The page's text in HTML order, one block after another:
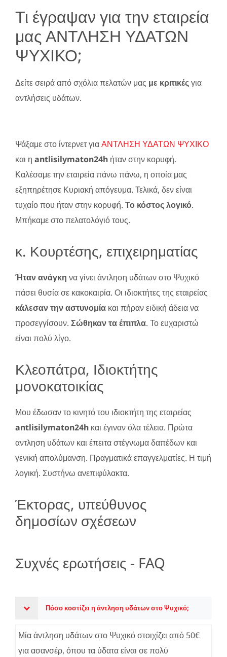
Τι έγραψαν για την εταιρεία
μας ΑΝΤΛΗΣΗ ΥΔΑΤΩΝ
ΨΥΧΙΚΟ;
Δείτε σειρά από σχόλια πελατών μας με κριτικέςγια
αντλήσεις υδάτων.
Ψάξαμε στο ίντερνετ γιαΑΝΤΛΗΣΗ ΥΔΑΤΩΝ ΨΥΧΙΚΟ
και η antlisilymaton24h ήταν στην κορυφή.
Καλέσαμε την εταιρεία πάνω πάνω, η οποία μας
εξηπηρέτησε Κυριακή απόγευμα. Τελικά, δεν είναι
τυχαίο που ήταν στην κορυφή. Το κόστος λογικό.
Μπήκαμε στο πελατολόγιό τους.
κ. Κουρτέσης, επιχειρηματίας
Ήταν ανάγκη να γίνει άντληση υδάτων στο Ψυχικό
πάσει θυσία σε κακοκαιρία. Οι ιδιοκτήτες της εταιρείας
κάλεσαν την αστυνομία και πήραν ειδική άδεια να
προσεγγίσουν. Σώθηκαν τα έπιπλα. Το ευχαριστώ
είναι πολύ λίγο.
Κλεοπάτρα, Ιδιοκτήτης
μονοκατοικίας
Μου έδωσαν το κινητό του ιδιοκτήτη της εταιρείας
antlisilymaton24h και έγιναν όλα τέλεια. Πρώτα
αντληση υδάτων και έπειτα στέγνωμα δαπέδων και
γενική απολύμανση. Πραγματικά επαγγελματίες. Η τιμή
λογική. Συστήνω ανεπιφύλακτα.
Έκτορας, υπεύθυνος
δημοσίων σχέσεων
Συχνές ερωτήσεις - FAQ
Πόσο κοστίζει η άντληση υδάτων στο Ψυχικό;
Μία άντληση υδάτων στο Ψυχικό στοιχίζει από 50€
για ασανσέρ, όπου τα ύδατα είναι σε πολύ